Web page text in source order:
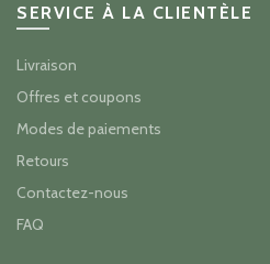
SERVICE À LA CLIENTÈLE
Livraison
Offres et coupons
Modes de paiements
Retours
Contactez-nous
FAQ